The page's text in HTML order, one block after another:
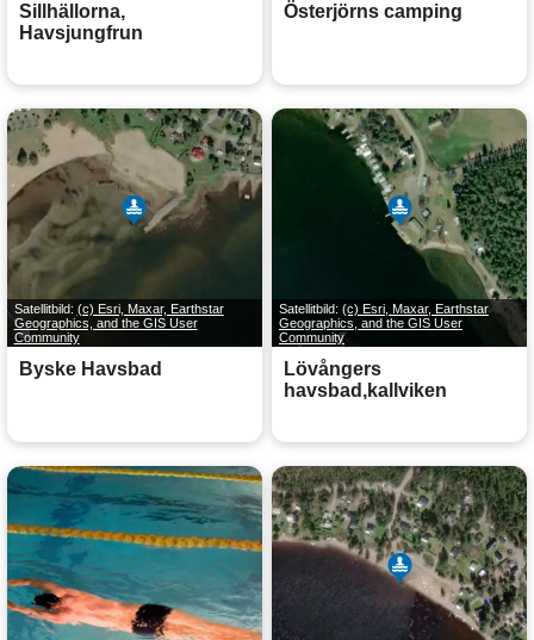
Sillhällorna,
Havsjungfrun
Österjörns camping
Satellitbild: (c) Esri, Maxar, Earthstar
Geographics, and the GIS User
Community
Byske Havsbad
Satellitbild: (c) Esri, Maxar, Earthstar
Geographics, and the GIS User
Community
Lövångers
havsbad,kallviken